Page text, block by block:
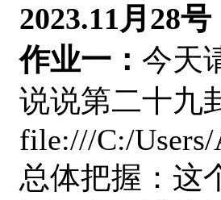
2023.11月28
作业一： 今天
说说第二十九
file:///C:/
总体把握：这